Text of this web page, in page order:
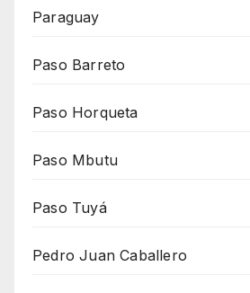
Paraguay
Paso Barreto
Paso Horqueta
Paso Mbutu
Paso Tuyá
Pedro Juan Caballero